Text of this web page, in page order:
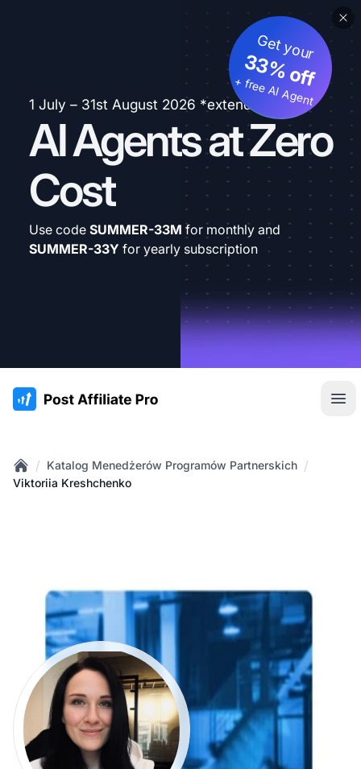
1 July – 31st August 2026 *extended
AI Agents at Zero
Cost
Get your
33% off
+ free AI Agent
Use code SUMMER-33M for monthly and
SUMMER-33Y for yearly subscription
:site.title
Home
/ Katalog Menedżerów Programów Partnerskich /
Viktoriia Kreshchenko